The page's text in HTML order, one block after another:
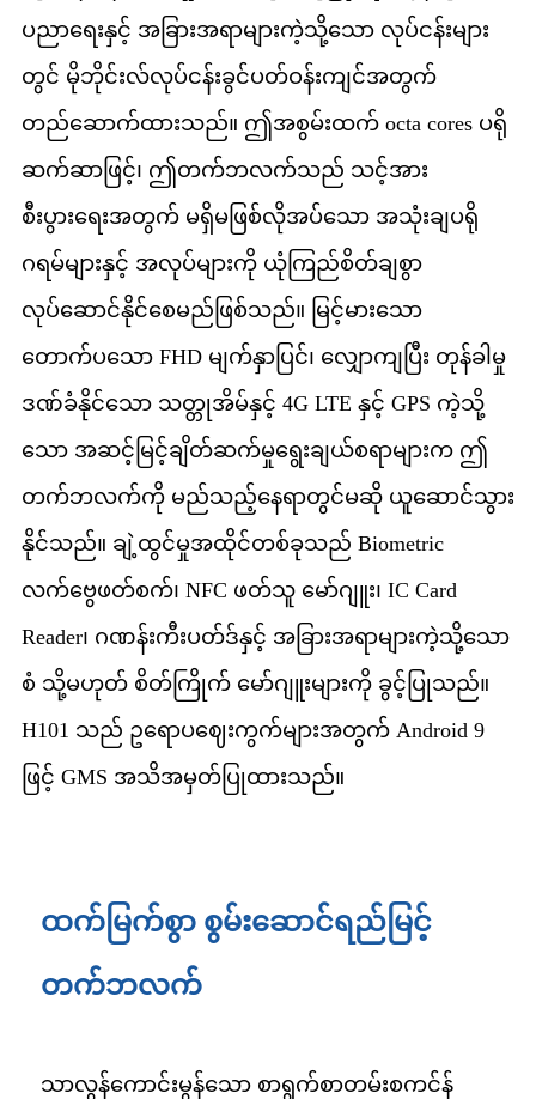
ပညာရေးနှင့် အခြားအရာများကဲ့သို့သော လုပ်ငန်းများ
တွင် မိုဘိုင်းလ်လုပ်ငန်းခွင်ပတ်ဝန်းကျင်အတွက်
တည်ဆောက်ထားသည်။ ဤအစွမ်းထက် octa cores ပရို
ဆက်ဆာဖြင့်၊ ဤတက်ဘလက်သည် သင့်အား
စီးပွားရေးအတွက် မရှိမဖြစ်လိုအပ်သော အသုံးချပရို
ဂရမ်များနှင့် အလုပ်များကို ယုံကြည်စိတ်ချစွာ
လုပ်ဆောင်နိုင်စေမည်ဖြစ်သည်။ မြင့်မားသော
တောက်ပသော FHD မျက်နှာပြင်၊ လျှောကျပြီး တုန်ခါမှု
ဒဏ်ခံနိုင်သော သတ္တုအိမ်နှင့် 4G LTE နှင့် GPS ကဲ့သို့
သော အဆင့်မြင့်ချိတ်ဆက်မှုရွေးချယ်စရာများက ဤ
တက်ဘလက်ကို မည်သည့်နေရာတွင်မဆို ယူဆောင်သွား
နိုင်သည်။ ချဲ့ထွင်မှုအထိုင်တစ်ခုသည် Biometric
လက်ဗွေဖတ်စက်၊ NFC ဖတ်သူ မော်ဂျူး၊ IC Card
Reader၊ ဂဏန်းကီးပတ်ဒ်နှင့် အခြားအရာများကဲ့သို့သော
စံ သို့မဟုတ် စိတ်ကြိုက် မော်ဂျူးများကို ခွင့်ပြုသည်။
H101 သည် ဥရောပဈေးကွက်များအတွက် Android 9
ဖြင့် GMS အသိအမှတ်ပြုထားသည်။
ထက်မြက်စွာ စွမ်းဆောင်ရည်မြင့်
တက်ဘလက်
သာလွန်ကောင်းမွန်သော စာရွက်စာတမ်းစကင်န်